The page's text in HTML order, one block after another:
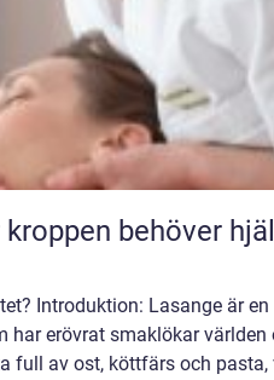
Introduktion: Lasange är en
erövrat smaklökar världen
full av ost, köttfärs och pasta,